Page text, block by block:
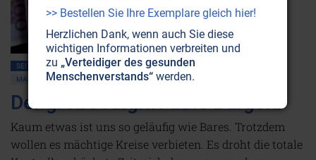
SEITE 37 GESELLSCHAFT ALLGEMEIN
GLOBALISIERUNG
MASSENMEDIEN • MANIPULATION
WIRTSCHAFT
Der große Angriff aufs Bargeld
Kaum etwas ist uns so geläufig wie Bares. Trotzdem
wollen es mächtige Kreise verbieten. Es droht die totale
>> Bestellen Sie Ihre Exemplare gleich hier!
Herzlichen Dank, wenn auch Sie diese
wichtigen Informationen verbreiten und
zu „Verteidiger des gesunden
Menschenverstands“ werden.